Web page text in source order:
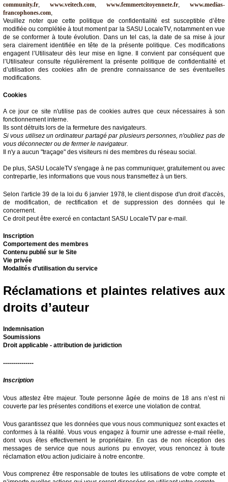
Circuit-
Court
/
Annuaire
Agenda
Nos
Partenaires
éditeur
Accès
administration
boutique
community.fr, www.veitech.com, www.femmeetcitoyennete.fr, www.medias-
francophones.com,
Veuillez noter que cette politique de confidentialité est susceptible d’être
modifiée ou complétée à tout moment par la SASU LocaleTV, notamment en vue
de se conformer à toute évolution. Dans un tel cas, la date de sa mise à jour
sera clairement identifiée en tête de la présente politique. Ces modifications
engagent l’Utilisateur dès leur mise en ligne. Il convient par conséquent que
l’Utilisateur consulte régulièrement la présente politique de confidentialité et
d’utilisation des cookies afin de prendre connaissance de ses éventuelles
modifications.
Cookies
A ce jour ce site n'utilise pas de cookies autres que ceux nécessaires à son
fonctionnement interne.
Ils sont détruits lors de la fermeture des navigateurs.
Si vous utilisez un ordinateur partagé par plusieurs personnes, n'oubliez pas de
vous déconnecter ou de fermer le navigateur.
Il n'y a aucun "traçage" des visiteurs ni des membres du réseau social.
De plus, SASU LocaleTV s'engage à ne pas communiquer, gratuitement ou avec
contrepartie, les informations que vous nous transmettez à un tiers.
Selon l'article 39 de la loi du 6 janvier 1978, le client dispose d'un droit d'accès,
de modification, de rectification et de suppression des données qui le
concernent.
Ce droit peut être exercé en contactant SASU LocaleTV par e-mail.
Inscription
Comportement des membres
Contenu publié sur le Site
Vie privée
Modalités d’utilisation du service
Réclamations et plaintes relatives aux
droits d’auteur
Indemnisation
Soumissions
Droit applicable - attribution de juridiction
---------------
Inscription
Vous attestez être majeur. Toute personne âgée de moins de 18 ans n’est ni
couverte par les présentes conditions et exerce une violation de contrat.
Vous garantissez que les données que vous nous communiquez sont exactes et
conformes à la réalité. Vous vous engagez à fournir une adresse e-mail réelle,
dont vous êtes effectivement le propriétaire. En cas de non réception des
messages de service que nous aurions pu envoyer, vous renoncez à toute
réclamation et/ou action judiciaire à notre encontre.
Vous comprenez être responsable de toutes les utilisations de votre compte et